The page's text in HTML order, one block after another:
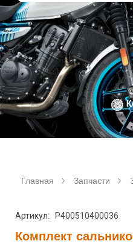
Главная Запчасти
Артикул: P400510400036
Комплект